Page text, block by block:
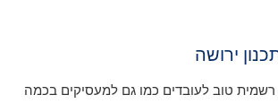
ירושה
רשמית טוב לעובדים כמו גם למעסיקים בכמה